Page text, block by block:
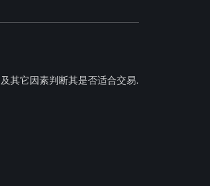
其它因素判断其是否适合交易.